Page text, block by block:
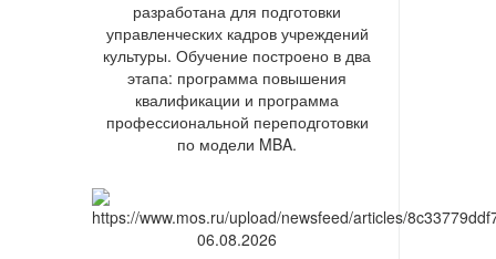
разработана для подготовки
управленческих кадров учреждений
культуры. Обучение построено в два
этапа: программа повышения
квалификации и программа
профессиональной переподготовки
по модели MBA.
06.08.2026